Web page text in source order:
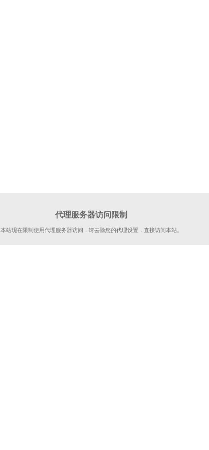
代理服务器访问限制
本站现在限制使用代理服务器访问，请去除您的代理设置，直接访问本站。